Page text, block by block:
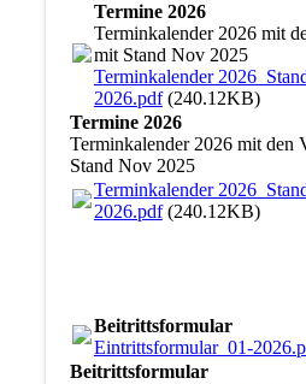
Termine 2026
Terminkalender 2026 mit
mit Stand Nov 2025
Terminkalender
2026.pdf(240.12KB)
Termine 2026
Terminkalender 2026 mit den
Stand Nov 2025
Terminkalender
2026.pdf(240.12KB)
Beitrittsformular
Eintrittsformular_01-
Beitrittsformular